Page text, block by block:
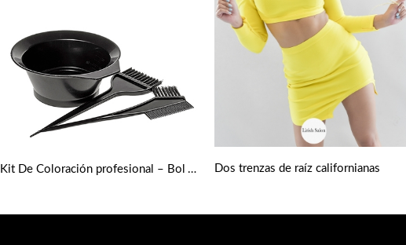
Kit De Coloración profesional – Bol Y Brochas Para Teñir Dos trenzas de raíz californianas